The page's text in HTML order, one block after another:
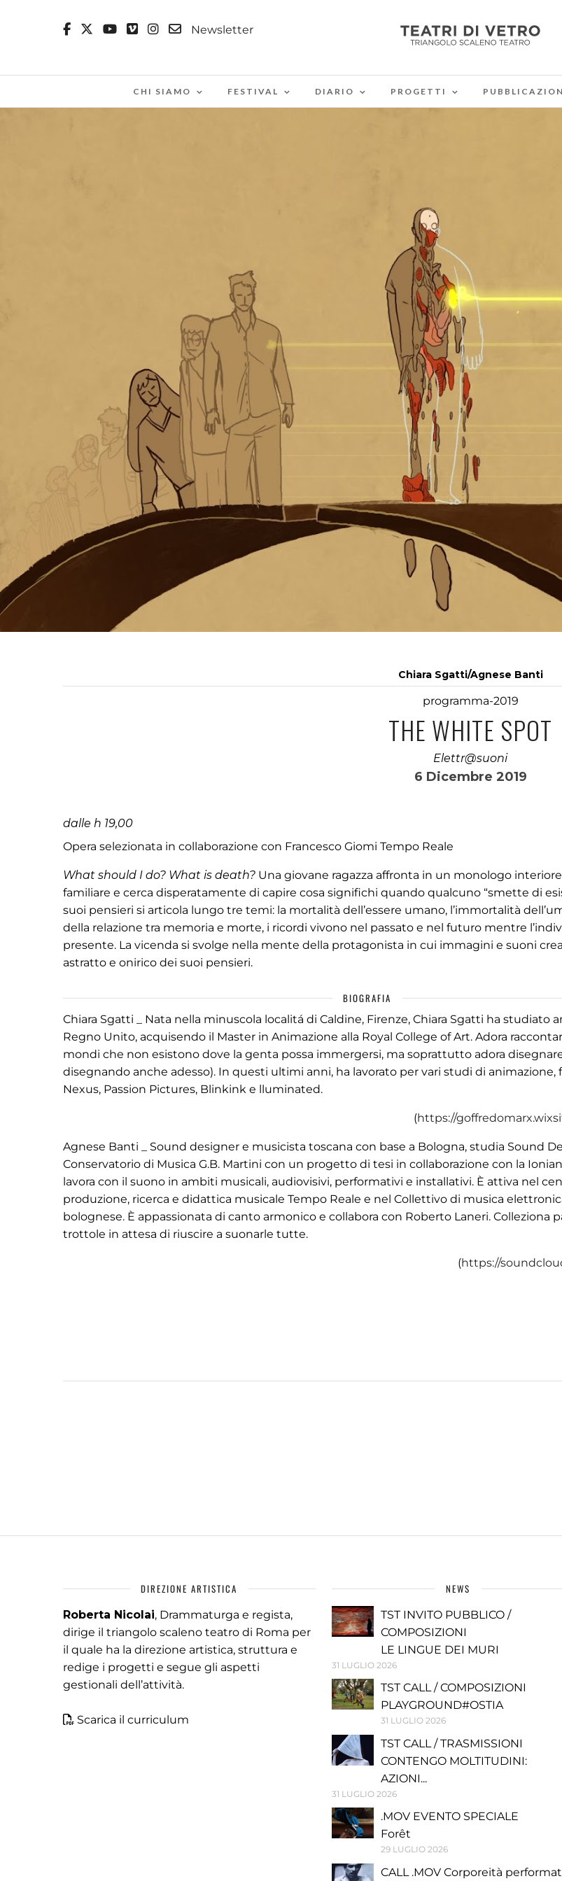
Newsletter
CHI SIAMO FESTIVAL DIARIO PROGETTI
Chiara Sgatti/Agnese Banti
programma-2019
THE WHITE SPOT
Elettr@suoni
6 Dicembre 2019
dalle h 19,00
Opera selezionata in collaborazione con Francesco Giomi Tempo Reale
What should I do? What is death? Una giovane ragazza affronta in un monologo
familiare e cerca disperatamente di capire cosa significhi quando qualcuno “smette di
suoi pensieri si articola lungo tre temi: la mortalità dell’essere umano, l’immortalità
della relazione tra memoria e morte, i ricordi vivono nel passato e nel futuro mentre
presente. La vicenda si svolge nella mente della protagonista in cui immagini e suoni
astratto e onirico dei suoi pensieri.
BIOGRAFIA
Chiara Sgatti _ Nata nella minuscola localitá di Caldine, Firenze, Chiara Sgatti ha studiato
Regno Unito, acquisendo il Master in Animazione alla Royal College of Art. Adora
mondi che non esistono dove la genta possa immergersi, ma soprattutto adora
disegnando anche adesso). In questi ultimi anni, ha lavorato per vari studi di animazione,
Nexus, Passion Pictures, Blinkink e lluminated.
(https://
Agnese Banti _ Sound designer e musicista toscana con base a Bologna, studia Sound
Conservatorio di Musica G.B. Martini con un progetto di tesi in collaborazione con la
lavora con il suono in ambiti musicali, audiovisivi, performativi e installativi. È attiva nel
produzione, ricerca e didattica musicale Tempo Reale e nel Collettivo di musica
bolognese. È appassionata di canto armonico e collabora con Roberto Laneri. Colleziona
trottole in attesa di riuscire a suonarle tutte.
(https://
DIREZIONE ARTISTICA
Roberta Nicolai, Drammaturga e regista,
dirige il triangolo scaleno teatro di Roma per
il quale ha la direzione artistica, struttura e
redige i progetti e segue gli aspetti
gestionali dell’attività.
Scarica il curriculum
NEWS
TST INVITO PUBBLICO /
COMPOSIZIONI
LE LINGUE DEI MURI
31 LUGLIO 2026
TST CALL / COMPOSIZIONI
PLAYGROUND#OSTIA
31 LUGLIO 2026
TST CALL / TRASMISSIONI
CONTENGO MOLTITUDINI:
AZIONI...
31 LUGLIO 2026
.MOV EVENTO SPECIALE
Forêt
29 LUGLIO 2026
CALL .MOV Corporeità